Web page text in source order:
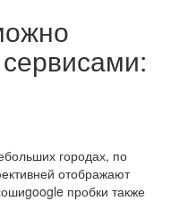
городах, по
отображают
пробки также